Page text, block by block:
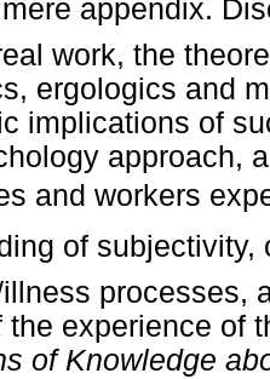
appendix.
work, the
ergologics and
implications of
approach,
and workers
of subjectivity,
processes,
the experience of
of Knowledge